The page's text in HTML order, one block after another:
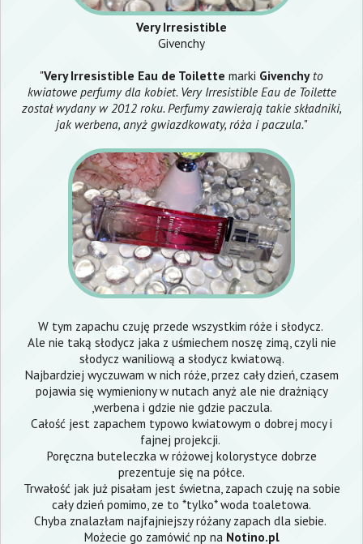
Very Irresistible
Givenchy
"Very Irresistible Eau de Toilette marki Givenchyto
kwiatowe perfumy dla kobiet. Very Irresistible Eau de Toilette
został wydany w 2012 roku. Perfumy zawierają takie składniki,
jak werbena, anyż gwiazdkowaty, róża i paczula."
W tym zapachu czuję przede wszystkim róże i słodycz.
Ale nie taką słodycz jaka z uśmiechem noszę zimą, czyli nie
słodycz waniliową a słodycz kwiatową.
Najbardziej wyczuwam w nich róże, przez cały dzień, czasem
pojawia się wymieniony w nutach anyż ale nie drażniący
,werbena i gdzie nie gdzie paczula.
Całość jest zapachem typowo kwiatowym o dobrej mocy i
fajnej projekcji.
Poręczna buteleczka w różowej kolorystyce dobrze
prezentuje się na półce.
Trwałość jak już pisałam jest świetna, zapach czuję na sobie
cały dzień pomimo, ze to *tylko* woda toaletowa.
Chyba znalazłam najfajniejszy różany zapach dla siebie.
Możecie go zamówić np na Notino.pl